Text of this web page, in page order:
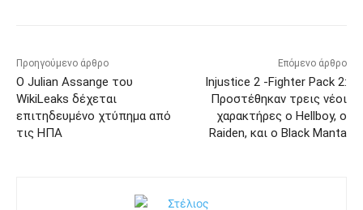
Προηγούμενο άρθρο
Ο Julian Assange του
WikiLeaks δέχεται
επιτηδευμένο χτύπημα από
τις ΗΠΑ
Επόμενο άρθρο
Injustice 2 -Fighter Pack 2:
Προστέθηκαν τρεις νέοι
χαρακτήρες ο Hellboy, ο
Raiden, και ο Black Manta